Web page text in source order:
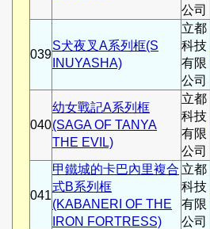
公司
039
S犬夜叉A系列框(S
INUYASHA)
立都
科技
有限
公司
040
幼女戰記A系列框
(SAGA OF TANYA
THE EVIL)
立都
科技
有限
公司
041
甲鐵城的卡巴內里複合
式B系列框
(KABANERI OF THE
IRON FORTRESS)
立都
科技
有限
公司